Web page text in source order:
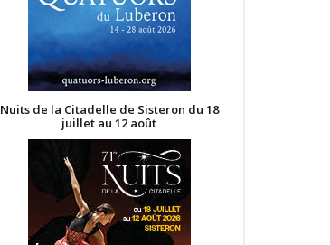
Nuits de la Citadelle de Sisteron du 18
juillet au 12 août